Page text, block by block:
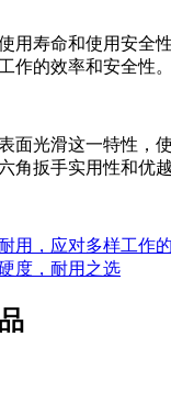
用寿命和使用安全
作的效率和安全性。
面光滑这一特性，
角扳手实用性和优
用，应对多样工作
度，耐用之选